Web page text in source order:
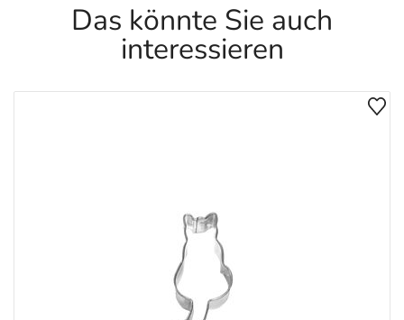
Das könnte Sie auch
interessieren